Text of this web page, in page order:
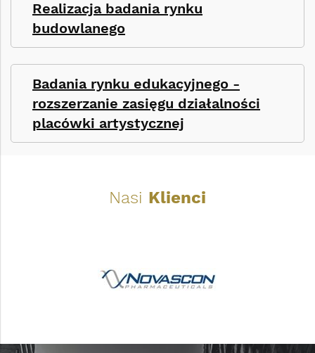
Realizacja badania rynku
budowlanego
Badania rynku edukacyjnego -
rozszerzanie zasięgu działalności
placówki artystycznej
Nasi Klienci